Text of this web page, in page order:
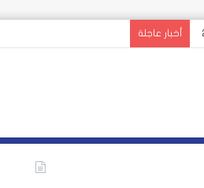
أخبار عاجلة